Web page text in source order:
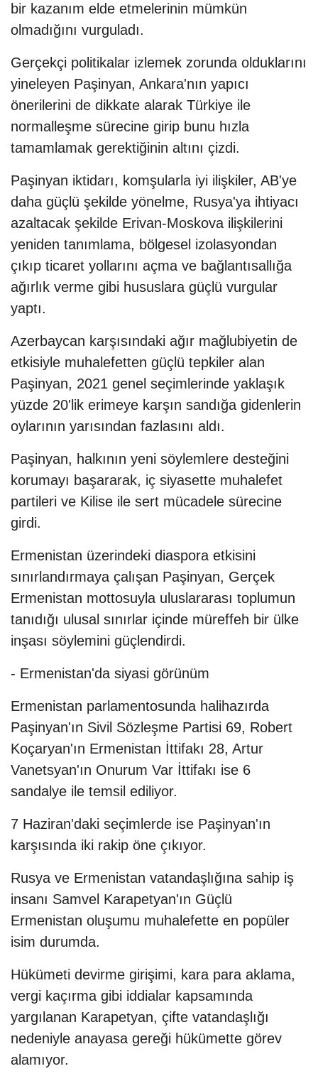
bir kazanım elde etmelerinin mümkün
olmadığını vurguladı.
Gerçekçi politikalar izlemek zorunda olduklarını
yineleyen Paşinyan, Ankara'nın yapıcı
önerilerini de dikkate alarak Türkiye ile
normalleşme sürecine girip bunu hızla
tamamlamak gerektiğinin altını çizdi.
Paşinyan iktidarı, komşularla iyi ilişkiler, AB'ye
daha güçlü şekilde yönelme, Rusya'ya ihtiyacı
azaltacak şekilde Erivan-Moskova ilişkilerini
yeniden tanımlama, bölgesel izolasyondan
çıkıp ticaret yollarını açma ve bağlantısallığa
ağırlık verme gibi hususlara güçlü vurgular
yaptı.
Azerbaycan karşısındaki ağır mağlubiyetin de
etkisiyle muhalefetten güçlü tepkiler alan
Paşinyan, 2021 genel seçimlerinde yaklaşık
yüzde 20'lik erimeye karşın sandığa gidenlerin
oylarının yarısından fazlasını aldı.
Paşinyan, halkının yeni söylemlere desteğini
korumayı başararak, iç siyasette muhalefet
partileri ve Kilise ile sert mücadele sürecine
girdi.
Ermenistan üzerindeki diaspora etkisini
sınırlandırmaya çalışan Paşinyan, Gerçek
Ermenistan mottosuyla uluslararası toplumun
tanıdığı ulusal sınırlar içinde müreffeh bir ülke
inşası söylemini güçlendirdi.
- Ermenistan'da siyasi görünüm
Ermenistan parlamentosunda halihazırda
Paşinyan'ın Sivil Sözleşme Partisi 69, Robert
Koçaryan'ın Ermenistan İttifakı 28, Artur
Vanetsyan'ın Onurum Var İttifakı ise 6
sandalye ile temsil ediliyor.
7 Haziran'daki seçimlerde ise Paşinyan'ın
karşısında iki rakip öne çıkıyor.
Rusya ve Ermenistan vatandaşlığına sahip iş
insanı Samvel Karapetyan'ın Güçlü
Ermenistan oluşumu muhalefette en popüler
isim durumda.
Hükümeti devirme girişimi, kara para aklama,
vergi kaçırma gibi iddialar kapsamında
yargılanan Karapetyan, çifte vatandaşlığı
nedeniyle anayasa gereği hükümette görev
alamıyor.